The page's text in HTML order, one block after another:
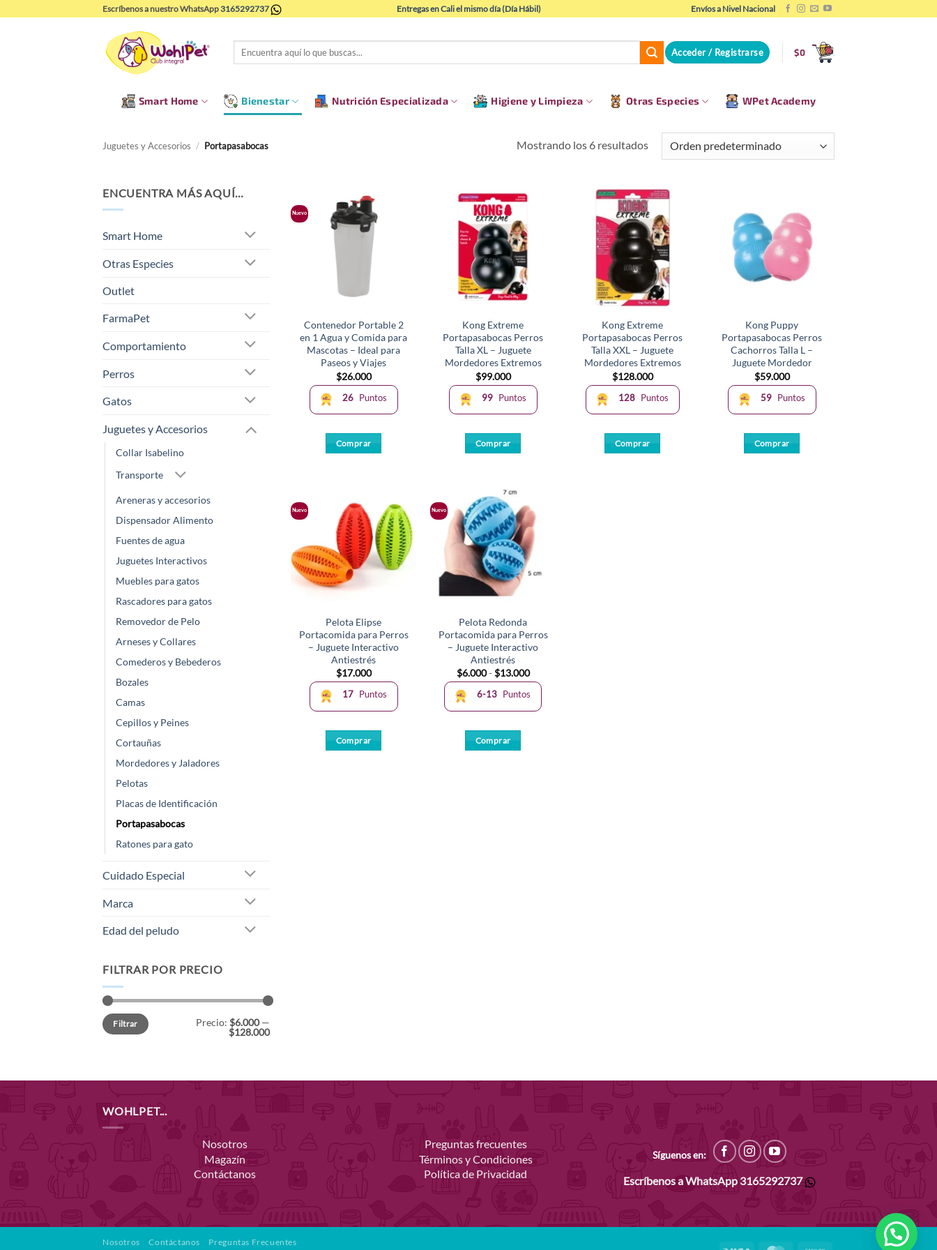
Escríbenos a nuestro WhatsApp3165292737 Entregas en Cali el mismo día (Día Hábil) Envíos a Nivel Nacional
Buscar
Acceder / Registrarse $0
Smart Home Bienestar Nutrición Especializada Higiene y Limpieza Otras Especies WPet Academy
Juguetes y Accesorios / Portapasabocas Mostrando los 6 resultados
ENCUENTRA MÁS AQUÍ…
Smart Home
Otras Especies
Outlet
FarmaPet
Comportamiento
Perros
Gatos
Juguetes y Accesorios
Collar Isabelino
Transporte
Areneras y accesorios
Dispensador Alimento
Fuentes de agua
Juguetes Interactivos
Muebles para gatos
Rascadores para gatos
Removedor de Pelo
Arneses y Collares
Comederos y Bebederos
Bozales
Camas
Cepillos y Peines
Cortauñas
Mordedores y Jaladores
Pelotas
Placas de Identificación
Portapasabocas
Ratones para gato
Cuidado Especial
Marca
Edad del peludo
FILTRAR POR PRECIO
Precio
mínimo
Precio
máximo
Filtrar Precio: $6.000—
$128.000
Nuevo
Contenedor Portable 2
en 1 Agua y Comida para
Mascotas – Ideal para
Paseos y Viajes
$26.000
26 Puntos
Comprar
Kong Extreme
Portapasabocas Perros
Talla XL – Juguete
Mordedores Extremos
$99.000
99 Puntos
Comprar
Kong Extreme
Portapasabocas Perros
Talla XXL – Juguete
Mordedores Extremos
$128.000
128 Puntos
Comprar
Kong Puppy
Portapasabocas Perros
Cachorros Talla L –
Juguete Mordedor
$59.000
59 Puntos
Comprar
Nuevo
Pelota Elipse
Portacomida para Perros
– Juguete Interactivo
Antiestrés
$17.000
17 Puntos
Comprar
Nuevo
Pelota Redonda
Portacomida para Perros
– Juguete Interactivo
Antiestrés
$6.000 - $13.000Rango
de
precios:
desde
$6.000
6-13 Puntos
Comprar
WOHLPET...
Nosotros
Magazín
Contáctanos
Preguntas frecuentes
Términos y Condiciones
Política de Privacidad
Síguenos en:
Escríbenos a WhatsApp 3165292737
Nosotros Contáctanos Preguntas Frecuentes